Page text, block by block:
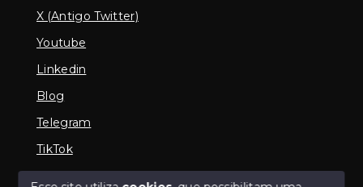
X (Antigo Twitter)
Youtube
Linkedin
Blog
Telegram
TikTok